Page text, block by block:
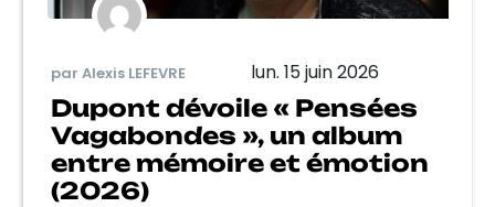
par Alexis LEFEVRE lun. 15 juin 2026
Dupont dévoile « Pensées
Vagabondes », un album
entre mémoire et émotion
(2026)